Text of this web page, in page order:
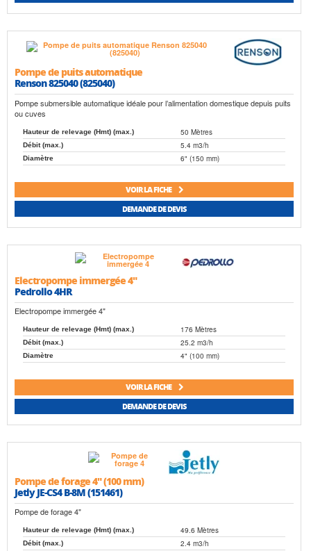
Pompe de puits automatique
Renson 825040 (825040)
Pompe submersible automatique idéale pour l’alimentation domestique depuis puits
ou cuves
Hauteur de relevage (Hmt) (max.) 50 Mètres
Débit (max.) 5.4 m3/h
Diamètre 6" (150 mm)
VOIR LA FICHE
DEMANDE DE DEVIS
Electropompe immergée 4"
Pedrollo 4HR
Electropompe immergée 4"
Hauteur de relevage (Hmt) (max.) 176 Mètres
Débit (max.) 25.2 m3/h
Diamètre 4" (100 mm)
VOIR LA FICHE
DEMANDE DE DEVIS
Pompe de forage 4" (100 mm)
Jetly JE-CS4 B-8M (151461)
Pompe de forage 4"
Hauteur de relevage (Hmt) (max.) 49.6 Mètres
Débit (max.) 2.4 m3/h